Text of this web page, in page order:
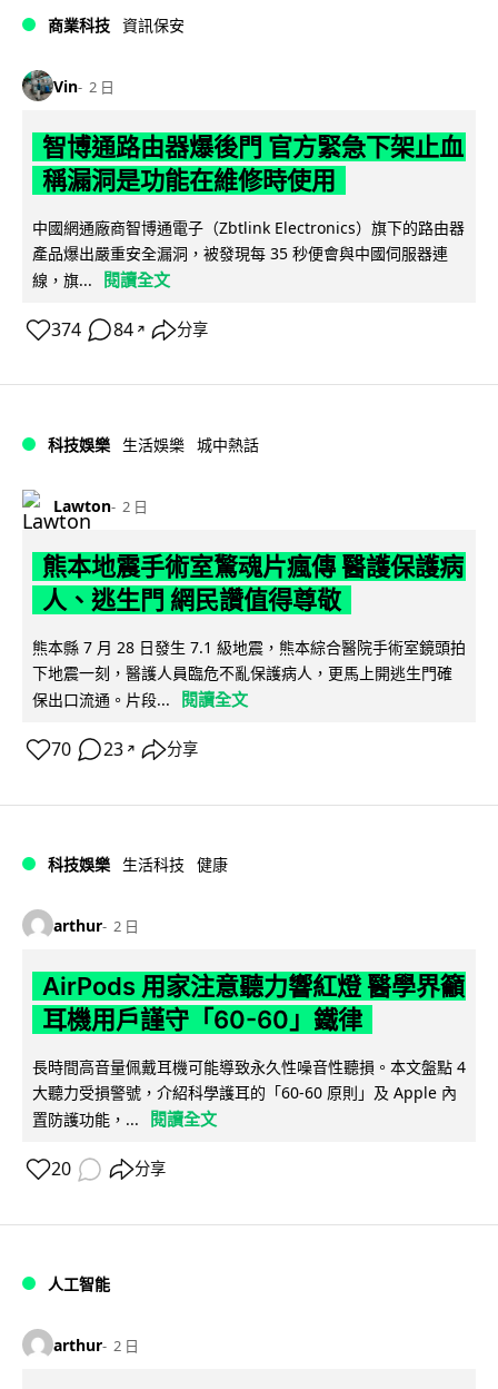
商業科技 資訊保安
Vin 2 日
智博通路由器爆後門 官方緊急下架止血
稱漏洞是功能在維修時使用
中國網通廠商智博通電子（Zbtlink Electronics）旗下的路由器
產品爆出嚴重安全漏洞，被發現每 35 秒便會與中國伺服器連
線，旗...
閱讀全文
374 84 ↗ 分享
科技娛樂 生活娛樂 城中熱話
Lawton 2 日
熊本地震手術室驚魂片瘋傳 醫護保護病
人、逃生門 網民讚值得尊敬
熊本縣 7 月 28 日發生 7.1 級地震，熊本綜合醫院手術室鏡頭拍
下地震一刻，醫護人員臨危不亂保護病人，更馬上開逃生門確
保出口流通。片段...
閱讀全文
70 23 ↗ 分享
科技娛樂 生活科技 健康
arthur 2 日
AirPods 用家注意聽力響紅燈 醫學界籲
耳機用戶謹守「60-60」鐵律
長時間高音量佩戴耳機可能導致永久性噪音性聽損。本文盤點 4
大聽力受損警號，介紹科學護耳的「60-60 原則」及 Apple 內
置防護功能，...
閱讀全文
20 分享
人工智能
arthur 2 日